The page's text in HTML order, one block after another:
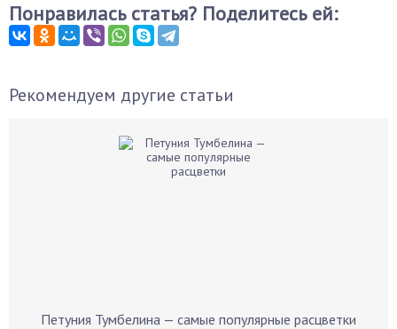
Понравилась статья? Поделитесь ей:
Рекомендуем другие статьи
Петуния Тумбелина — самые популярные расцветки